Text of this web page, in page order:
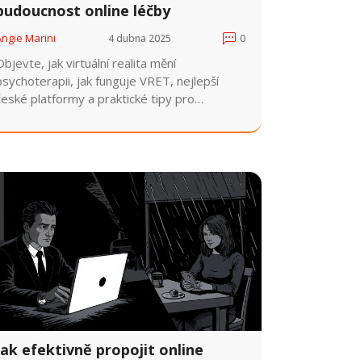
online léčby
Marini 4 dubna 2025 0
jak virtuální realita mění
jak funguje VRET, nejlepší
platformy a praktické tipy pro
efektivně propojit online